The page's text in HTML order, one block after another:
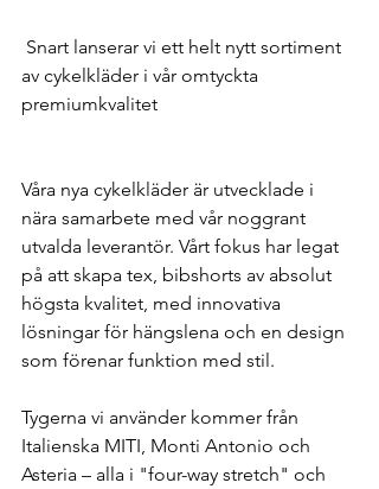
av cykelkläder i vår omtyckta
premiumkvalitet
Våra nya cykelkläder är utvecklade i
nära samarbete med vår noggrant
utvalda leverantör. Vårt fokus har legat
på att skapa tex, bibshorts av absolut
högsta kvalitet, med innovativa
lösningar för hängslena och en design
som förenar funktion med stil.
Tygerna vi använder kommer från
Italienska MITI, Monti Antonio och
Asteria – alla i "four-way stretch" och